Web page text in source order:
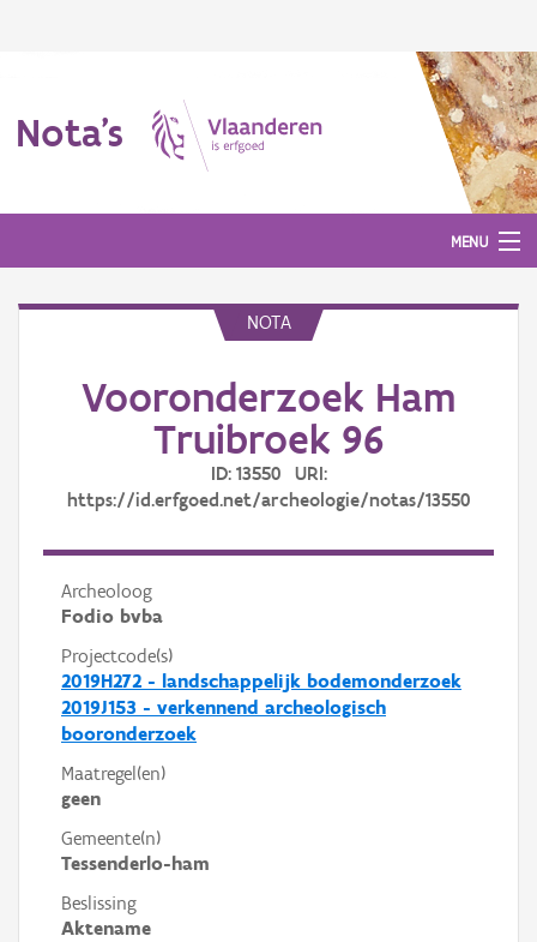
Nota's
MENU
Aanmelden
NOTA
Vooronderzoek Ham
Truibroek 96
ID: 13550 URI:
https://id.erfgoed.net/archeologie/notas/13550
Archeoloog
Fodio bvba
Projectcode(s)
2019H272 - landschappelijk bodemonderzoek
2019J153 - verkennend archeologisch
booronderzoek
Maatregel(en)
geen
Gemeente(n)
Tessenderlo-ham
Beslissing
Aktename